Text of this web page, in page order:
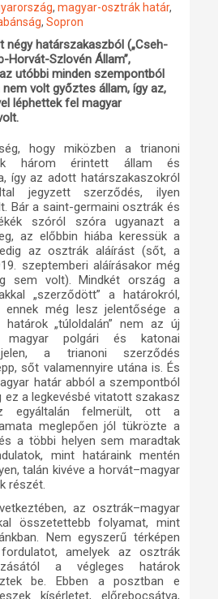
, magyar-osztrák határ,
, Sopron
négy határszakaszból („Cseh-
Horvát-Szlovén Állam”,
utóbbi minden szempontból
volt győztes állam, így az,
léphettek fel magyar
hogy miközben a trianoni
három érintett állam és
így az adott határszakaszokról
jegyzett szerződés, ilyen
Bár a saint-germaini osztrák és
szóról szóra ugyanazt a
az előbbin hiába keressük a
az osztrák aláírást (sőt, a
szeptemberi aláírásakor még
sem volt). Mindkét ország a
„szerződött” a határokról,
még lesz jelentősége a
„túloldalán” nem az új
polgári és katonai
a trianoni szerződés
sőt valamennyire utána is. És
határ abból a szempontból
ez a legkevésbé vitatott szakasz
egyáltalán felmerült, ott a
meglepően jól tükrözte a
a többi helyen sem maradtak
mint határaink mentén
talán kivéve a horvát–magyar
részét.
az osztrák–magyar
összetettebb folyamat, mint
Nem egyszerű térképen
amelyek az osztrák
a végleges határok
be. Ebben a posztban e
kísérletet, előrebocsátva,